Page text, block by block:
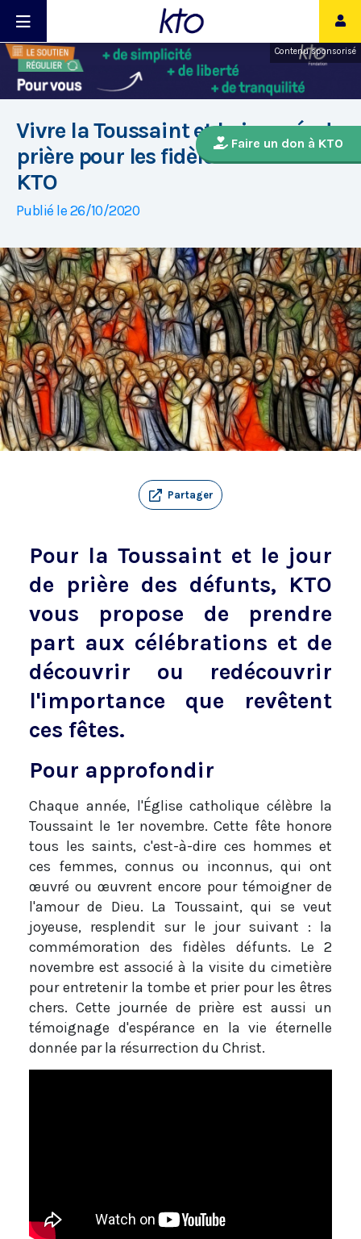
Contenu sponsorisé
Faire un don à KTO
Vivre la Toussaint et la journée de
prière pour les fidèles défunts sur
KTO
Publié le 26/10/2020
Partager
Pour la Toussaint et le jour
de prière des défunts, KTO
vous propose de prendre
part aux célébrations et de
découvrir ou redécouvrir
l'importance que revêtent
ces fêtes.
Pour approfondir
Chaque année, l'Église catholique célèbre la
Toussaint le 1er novembre. Cette fête honore
tous les saints, c'est-à-dire ces hommes et
ces femmes, connus ou inconnus, qui ont
œuvré ou œuvrent encore pour témoigner de
l'amour de Dieu. La Toussaint, qui se veut
joyeuse, resplendit sur le jour suivant : la
commémoration des fidèles défunts. Le 2
novembre est associé à la visite du cimetière
pour entretenir la tombe et prier pour les êtres
chers. Cette journée de prière est aussi un
témoignage d'espérance en la vie éternelle
donnée par la résurrection du Christ.